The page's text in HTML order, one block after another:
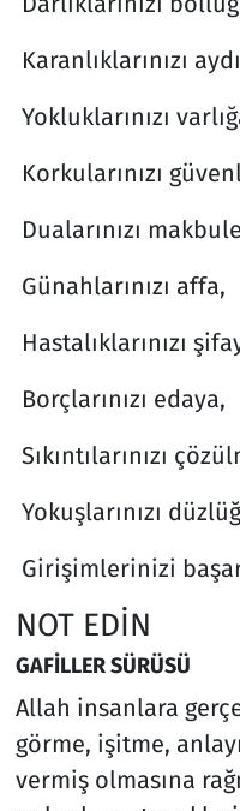
Karanlıklarınızı
Yokluklarınızı
Korkularınızı
Dualarınızı
Günahlarınızı affa,
Hastalıklarınızı
Borçlarınızı edaya,
Sıkıntılarınızı
Yokuşlarınızı
Girişimlerinizi
NOT EDİN
GAFİLLER SÜRÜSÜ
Allah insanlara
görme, işitme,
vermiş olmasına